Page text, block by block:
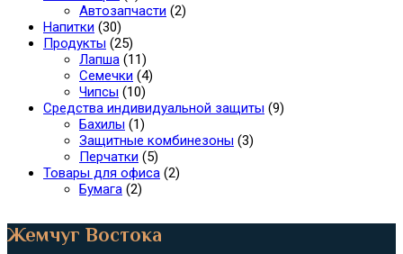
Автозапчасти (2)
Напитки (30)
Продукты (25)
Лапша (11)
Семечки (4)
Чипсы (10)
Средства индивидуальной защиты (9)
Бахилы (1)
Защитные комбинезоны (3)
Перчатки (5)
Товары для офиса (2)
Бумага (2)
Жемчуг Востока